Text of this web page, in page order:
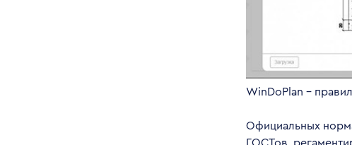
WinDoPlan –
Официальных
ГОСТов,